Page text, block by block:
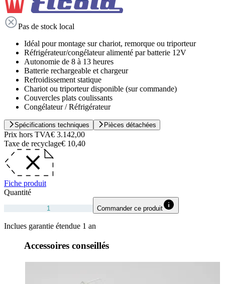
Pas de stock local
Idéal pour montage sur chariot, remorque ou triporteur
Réfrigérateur/congélateur alimenté par batterie 12V
Autonomie de 8 à 13 heures
Batterie rechargeable et chargeur
Refroidissement statique
Chariot ou triporteur disponible (sur commande)
Couvercles plats coulissants
Congélateur / Réfrigérateur
Spécifications techniques Pièces détachées
Prix hors TVA€ 3.142,00
Taxe de recyclage€ 10,40
Fiche produit
Quantité
Commander ce produit
Inclues garantie étendue 1 an
Accessoires conseillés